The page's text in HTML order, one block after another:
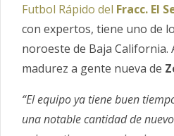
Futbol Rápido del Fracc. El
con expertos, tiene uno de
noroeste de Baja California.
madurez a gente nueva de
“El equipo ya tiene buen
una notable cantidad de